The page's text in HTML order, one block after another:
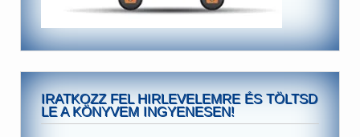
IRATKOZZ FEL HIRLEVELEMRE ÉS TÖLTSD
LE A KÖNYVEM INGYENESEN!